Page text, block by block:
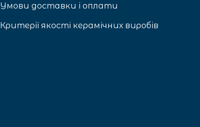
Умови доставки і оплати
Критерії якості керамічних виробів